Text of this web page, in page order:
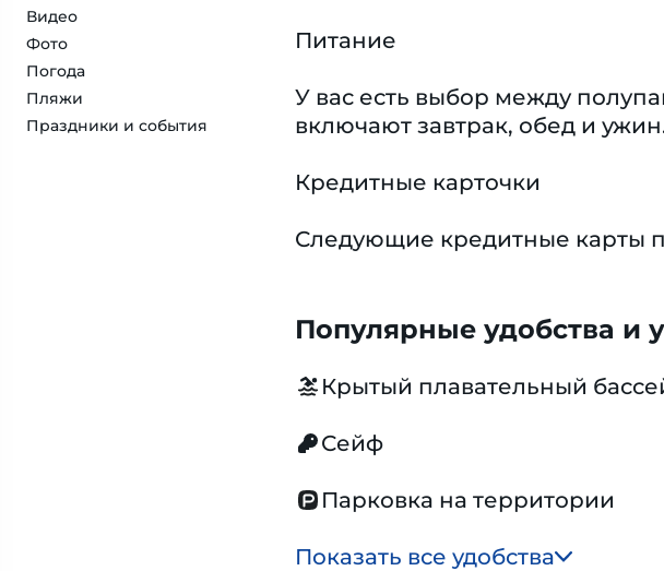
Видео
Фото
Погода
Пляжи
Праздники и события
Питание
У вас есть выбор между
включают завтрак, обед и
Кредитные карточки
Следующие кредитные карты
Популярные удобства и
Крытый плавательный
Сейф
Парковка на территории
Показать все удобства